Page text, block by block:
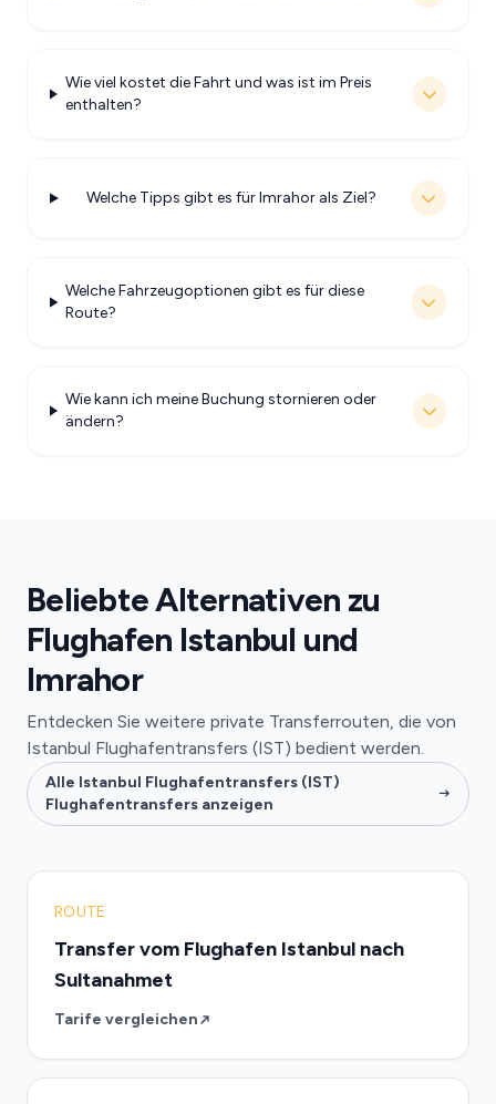
Wie viel kostet die Fahrt und was ist im Preis
enthalten?
Welche Tipps gibt es für Imrahor als Ziel?
Welche Fahrzeugoptionen gibt es für diese
Route?
Wie kann ich meine Buchung stornieren oder
ändern?
Beliebte Alternativen zu
Flughafen Istanbul und
Imrahor
Entdecken Sie weitere private Transferrouten, die von
Istanbul Flughafentransfers (IST) bedient werden.
Alle Istanbul Flughafentransfers (IST)
Flughafentransfers anzeigen
ROUTE
Transfer vom Flughafen Istanbul nach
Sultanahmet
Tarife vergleichen